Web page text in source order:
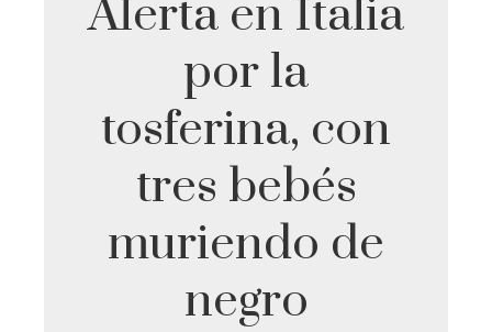
Alerta en Italia
por la
tosferina, con
tres bebés
muriendo de
negro